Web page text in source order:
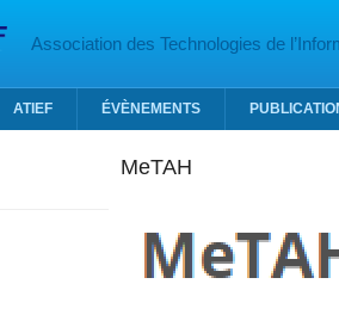
Association des Technologies de
ATIEF ÉVÈNEMENTS
MeTAH